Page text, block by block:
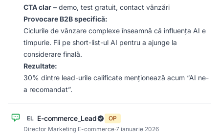
CTA clar – demo, test gratuit, contact vânzări
Provocare B2B specifică:
Ciclurile de vânzare complexe înseamnă că influența AI e
timpurie. Fii pe short-list-ul AI pentru a ajunge la
considerare finală.
Rezultate:
30% dintre lead-urile calificate menționează acum “AI ne-
a recomandat”.
EL E-commerce_Lead
OP
Director Marketing E-commerce·7 ianuarie 2026